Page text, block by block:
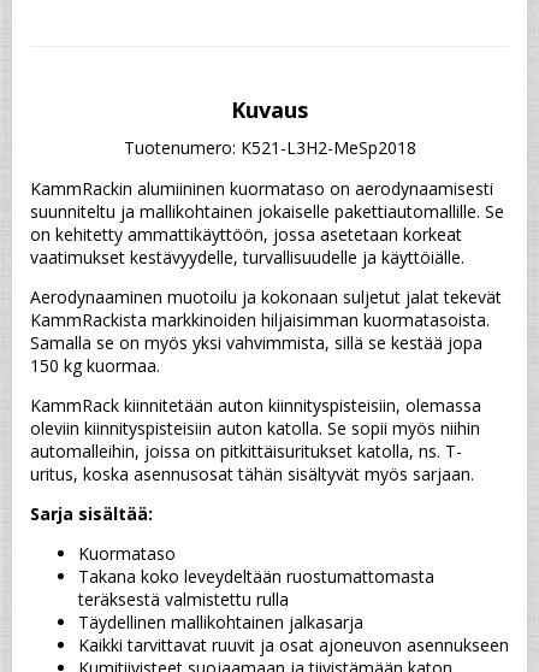
Kuvaus
Tuotenumero: K521-L3H2-MeSp2018
KammRackin alumiininen kuormataso on aerodynaamisesti
suunniteltu ja mallikohtainen jokaiselle pakettiautomallille. Se
on kehitetty ammattikäyttöön, jossa asetetaan korkeat
vaatimukset kestävyydelle, turvallisuudelle ja käyttöiälle.
Aerodynaaminen muotoilu ja kokonaan suljetut jalat tekevät
KammRackista markkinoiden hiljaisimman kuormatasoista.
Samalla se on myös yksi vahvimmista, sillä se kestää jopa
150 kg kuormaa.
KammRack kiinnitetään auton kiinnityspisteisiin, olemassa
oleviin kiinnityspisteisiin auton katolla. Se sopii myös niihin
automalleihin, joissa on pitkittäisuritukset katolla, ns. T-
uritus, koska asennusosat tähän sisältyvät myös sarjaan.
Sarja sisältää:
Kuormataso
Takana koko leveydeltään ruostumattomasta
teräksestä valmistettu rulla
Täydellinen mallikohtainen jalkasarja
Kaikki tarvittavat ruuvit ja osat ajoneuvon asennukseen
Kumitiivisteet suojaamaan ja tiivistämään katon